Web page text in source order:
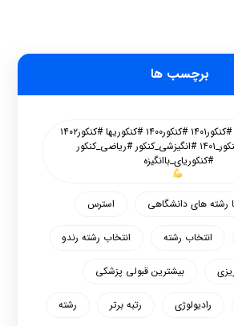
برچسب ها
#کنکور #کنکوری #کنکور۱۴۰۱ #کنکور۱۴۰۰ #کنکوریها #کنکور۱۴۰۲
#کنکوریا #کنکور_۱۴۰۱ #انگیزشی_کنکور #ریاضی_کنکور
#کنکوریای_باانگیزه
رشته های دانشگاهی استرس
انتخاب رشته انتخاب رشته رندو
بیشترین قبولی پزشکی
رادیولوژی رتبه برتر رشته